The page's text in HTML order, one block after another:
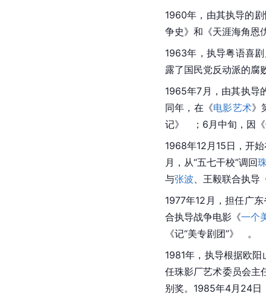
1960年，由其执导的
争史》和《天涯海角恩
1963年，执导粤语喜
露了国民党反动派的腐
1965年7月，由其执导
同年，在《电影艺术》
记》   ；6月中旬，因《
1968年12月15日，开
月，从“五七干校”调回
与张波 、王毅联合执导
1977年12月，担任广
合执导战争电影《一个
《记“美专剧团”》   。
1981年，执导根据欧
任珠影厂艺术委员会主
别奖。1985年4月24日